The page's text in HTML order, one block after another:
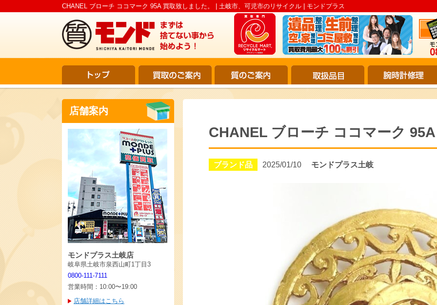
CHANEL ブローチ ココマーク 95A 買取致しました。 | 土岐市、可児市のリサイクル | モンドプラス
CHANEL ブローチ ココマーク
ブランド品 2025/01/10 モンドプラス土岐
店舗案内
モンドプラス土岐店
岐阜県土岐市泉西山町1丁目3
0800-111-7111
営業時間：10:00〜19:00
店舗詳細はこちら